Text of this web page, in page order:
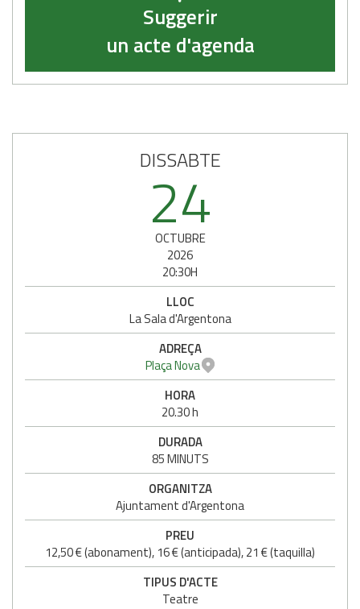
Suggerir
un acte d'agenda
DISSABTE
24
OCTUBRE
2026
20:30H
LLOC
La Sala d'Argentona
ADREÇA
Plaça Nova
HORA
20.30 h
DURADA
85 MINUTS
ORGANITZA
Ajuntament d'Argentona
PREU
12,50 € (abonament), 16 € (anticipada), 21 € (taquilla)
TIPUS D'ACTE
Teatre